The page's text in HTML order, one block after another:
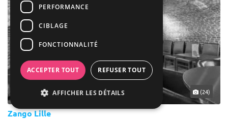
(24)
Zango Lille
PERFORMANCE
CIBLAGE
FONCTIONNALITÉ
ACCEPTER TOUT REFUSER TOUT
AFFICHER LES DÉTAILS